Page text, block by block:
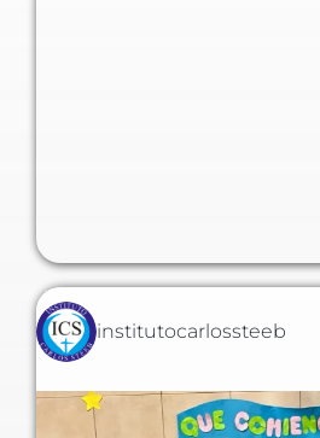
institutocarlossteeb